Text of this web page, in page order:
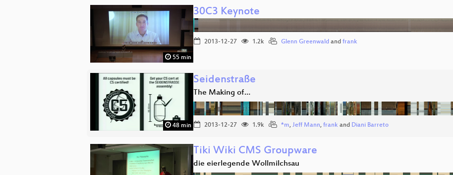
55 min
30C3 Keynote
2013-12-27 1.2k Glenn Greenwald and frank
48 min
Seidenstraße
The Making of…
2013-12-27 1.9k *m, Jeff Mann, frank and Diani Barreto
Tiki Wiki CMS Groupware
die eierlegende Wollmilchsau